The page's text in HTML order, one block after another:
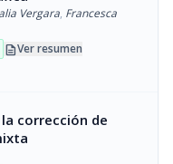
Vergara, Francesca
descriptionVer resumen
corrección de